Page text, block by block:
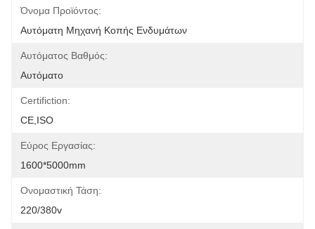
Όνομα Προϊόντος:
Αυτόματη Μηχανή Κοπής Ενδυμάτων
Αυτόματος Βαθμός:
Αυτόματο
Certifiction:
CE,ISO
Εύρος Εργασίας:
1600*5000mm
Ονομαστική Τάση:
220/380v